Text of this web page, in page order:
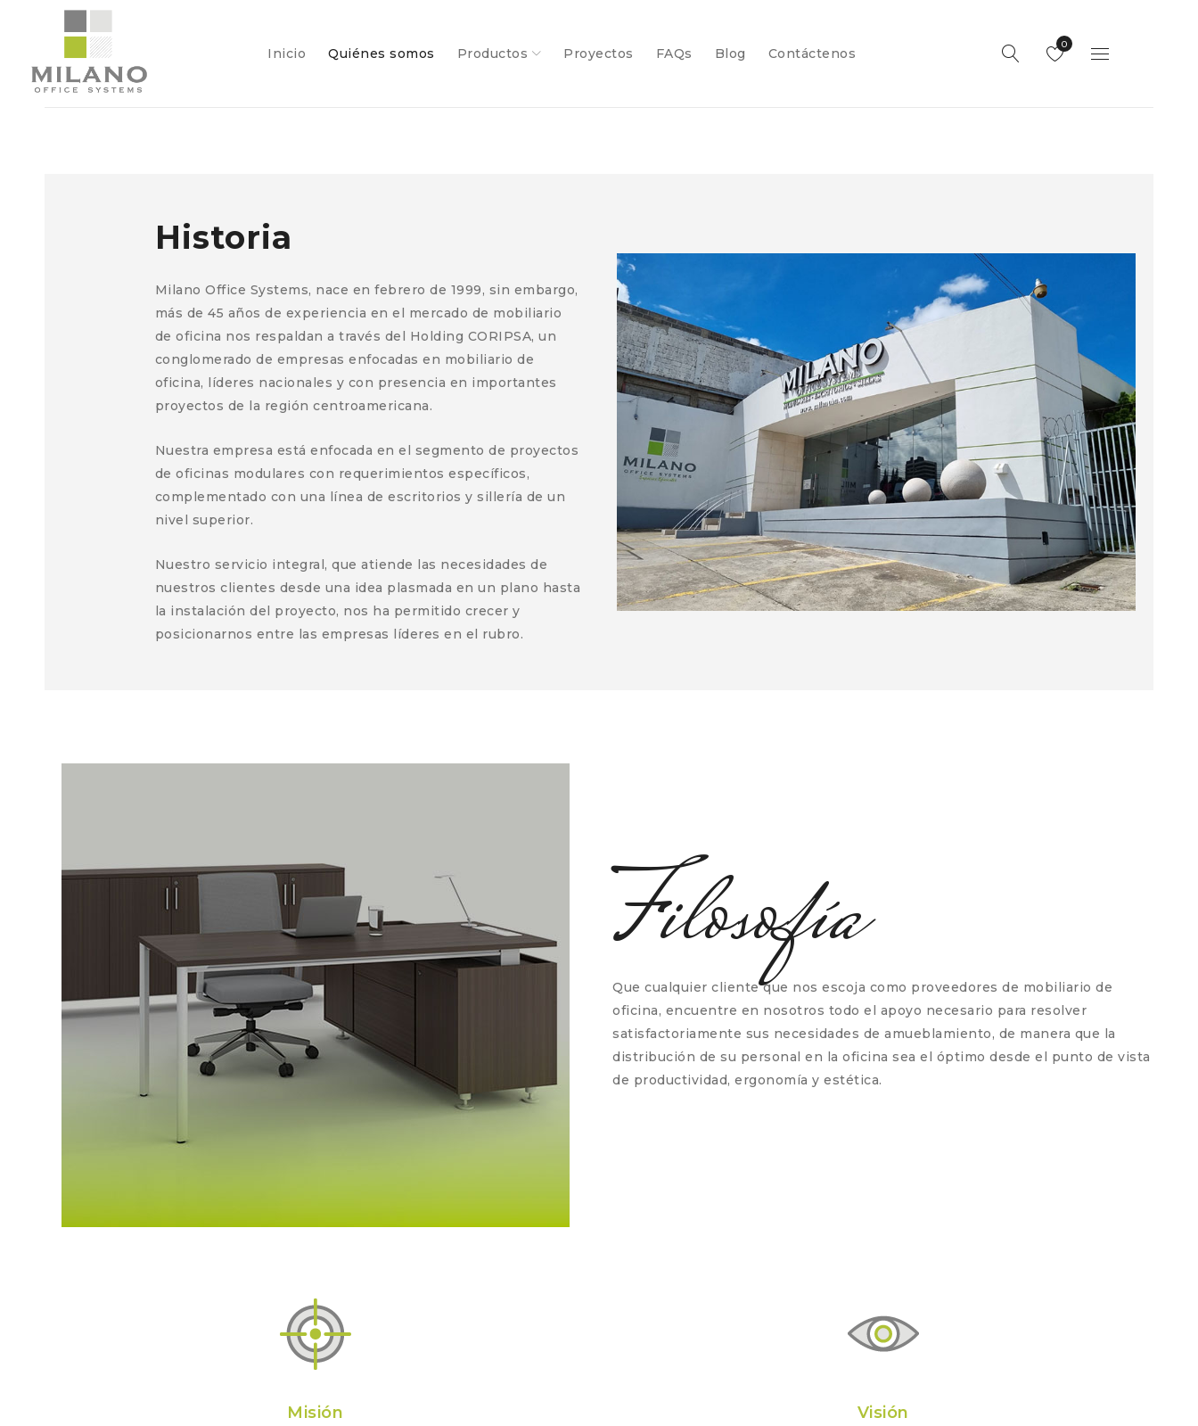
Inicio Quiénes somos Productos Proyectos FAQs Blog Contáctenos
0
Historia
Milano Office Systems, nace en febrero de 1999, sin embargo,
más de 45 años de experiencia en el mercado de mobiliario
de oficina nos respaldan a través del Holding CORIPSA, un
conglomerado de empresas enfocadas en mobiliario de
oficina, líderes nacionales y con presencia en importantes
proyectos de la región centroamericana.
Nuestra empresa está enfocada en el segmento de proyectos
de oficinas modulares con requerimientos específicos,
complementado con una línea de escritorios y sillería de un
nivel superior.
Nuestro servicio integral, que atiende las necesidades de
nuestros clientes desde una idea plasmada en un plano hasta
la instalación del proyecto, nos ha permitido crecer y
posicionarnos entre las empresas líderes en el rubro.
Filosofía
Que cualquier cliente que nos escoja como proveedores de mobiliario de
oficina, encuentre en nosotros todo el apoyo necesario para resolver
satisfactoriamente sus necesidades de amueblamiento, de manera que la
distribución de su personal en la oficina sea el óptimo desde el punto de vista
de productividad, ergonomía y estética.
Misión Visión